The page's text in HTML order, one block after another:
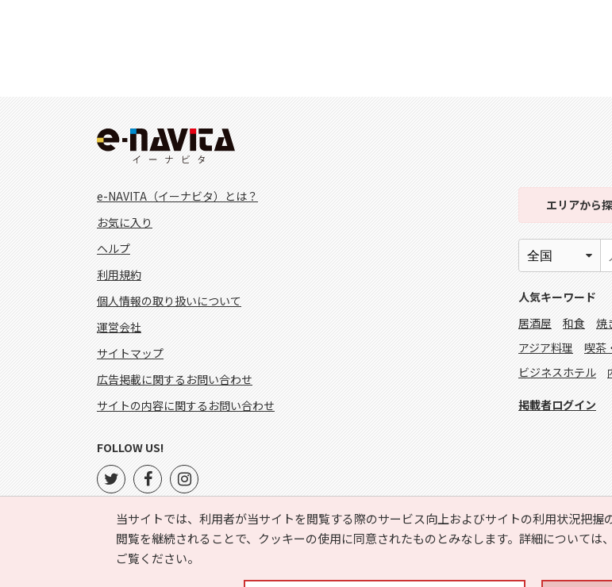
当サイトでは、利用者が当サイトを閲覧する際のサービス向上およびサイトの利用状況把
閲覧を継続されることで、クッキーの使用に同意されたものとみなします。詳細については、
ご覧ください。
e-NAVITA（イーナビタ）とは？
お気に入り
ヘルプ
利用規約
個人情報の取り扱いについて
運営会社
サイトマップ
広告掲載に関するお問い合わせ
サイトの内容に関するお問い合わせ
エリアから
人気キーワード
居酒屋
和食 焼
アジア料理
喫茶
ビジネスホテル
掲載者ログイン
FOLLOW US!
Copyright © HYOJITO.Co.,Ltd. All Rights